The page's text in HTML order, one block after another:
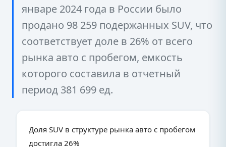
январе 2024 года в России было
продано 98 259 подержанных SUV, что
соответствует доле в 26% от всего
рынка авто с пробегом, емкость
которого составила в отчетный
период 381 699 ед.
Доля SUV в структуре рынка авто с пробегом
достигла 26%